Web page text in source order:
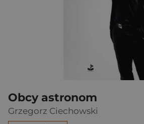
Obcy astronom
Grzegorz Ciechowski